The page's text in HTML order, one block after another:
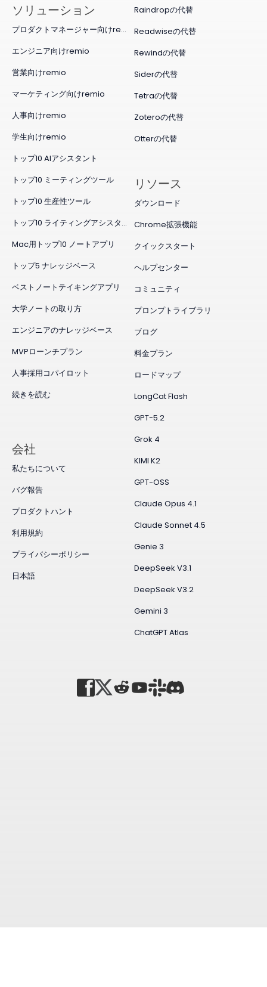
Raindropの代替
Readwiseの代替
Rewindの代替
Siderの代替
Tetraの代替
Zoteroの代替
Otterの代替
ソリューション
プロダクトマネージャー向けremio
エンジニア向けremio
営業向けremio
マーケティング向けremio
人事向けremio
学生向けremio
トップ10 AIアシスタント
トップ10 ミーティングツール
トップ10 生産性ツール
トップ10 ライティングアシスタント
Mac用トップ10 ノートアプリ
トップ5 ナレッジベース
ベストノートテイキングアプリ
大学ノートの取り方
エンジニアのナレッジベース
MVPローンチプラン
人事採用コパイロット
続きを読む
リソース
ダウンロード
Chrome拡張機能
クイックスタート
ヘルプセンター
コミュニティ
プロンプトライブラリ
ブログ
料金プラン
ロードマップ
LongCat Flash
GPT-5.2
Grok 4
KIMI K2
GPT-OSS
Claude Opus 4.1
Claude Sonnet 4.5
Genie 3
DeepSeek V3.1
DeepSeek V3.2
Gemini 3
ChatGPT Atlas
会社
私たちについて
バグ報告
プロダクトハント
利用規約
プライバシーポリシー
日本語